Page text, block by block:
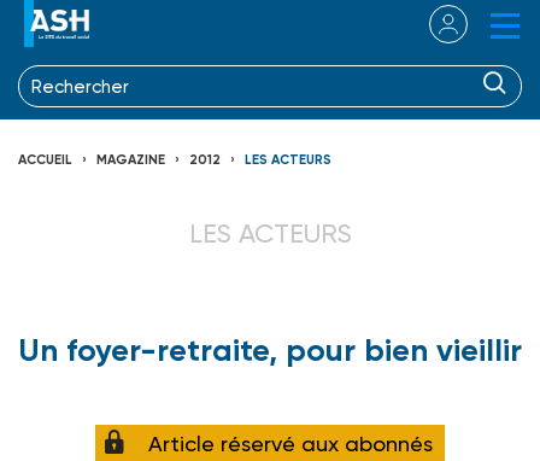
ACCUEIL MAGAZINE 2012 LES ACTEURS
LES ACTEURS
Un foyer-retraite, pour bien vieillir
Article réservé aux abonnés